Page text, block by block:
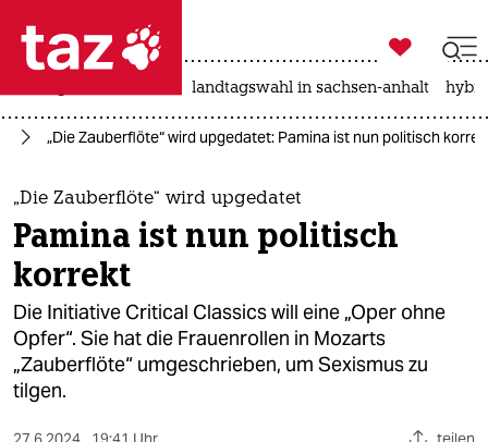
 taz zahl ich
taz zahl ich
themen
politik
öko
gesellschaft
kultur

taz zahl ich
landtagswahl in sachsen-anhalt
„Die Zauberflöte“ wird upgedatet: Pamina ist nun politisch
„Die Zauberflöte“ wird upgedatet
Pamina ist nun politisch
korrekt
Die Initiative Critical Classics will eine „Oper ohne
Opfer“. Sie hat die Frauenrollen in Mozarts
„Zauberflöte“ umgeschrieben, um Sexismus zu
tilgen.